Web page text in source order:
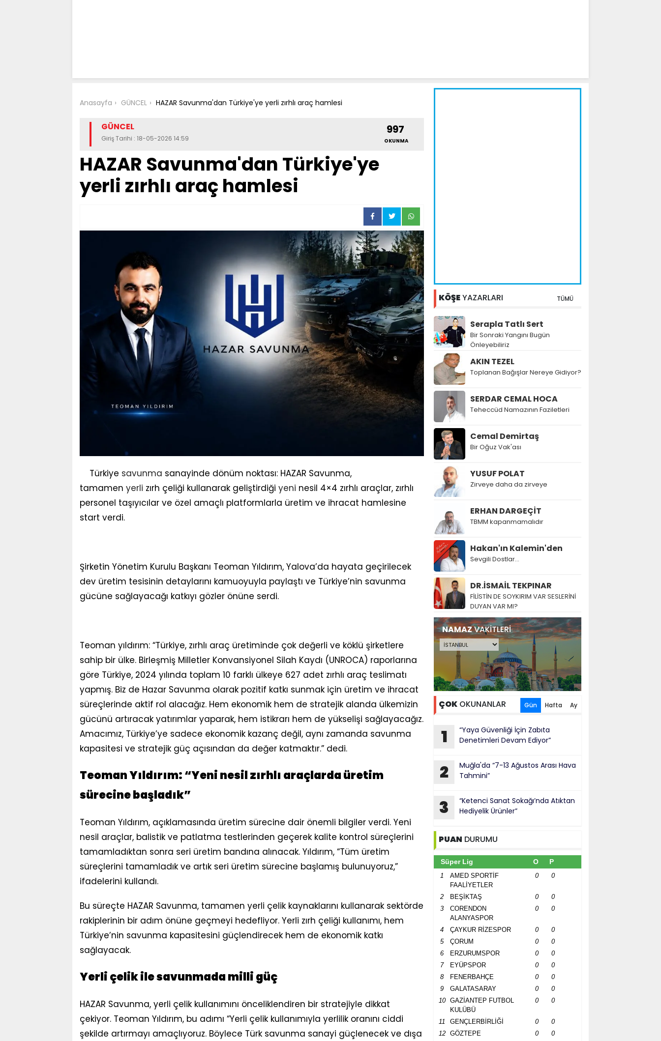
Anasayfa GÜNCEL HAZAR Savunma'dan Türkiye'ye yerli zırhlı araç hamlesi
GÜNCEL
Giriş Tarihi : 18-05-2026 14:59
997
OKUNMA
HAZAR Savunma'dan Türkiye'ye
yerli zırhlı araç hamlesi
Türkiye savunma sanayinde dönüm noktası: HAZAR Savunma,
tamamen yerli zırh çeliği kullanarak geliştirdiği yeni nesil 4×4 zırhlı araçlar, zırhlı
personel taşıyıcılar ve özel amaçlı platformlarla üretim ve ihracat hamlesine
start verdi.
Şirketin Yönetim Kurulu Başkanı Teoman Yıldırım, Yalova’da hayata geçirilecek
dev üretim tesisinin detaylarını kamuoyuyla paylaştı ve Türkiye’nin savunma
gücüne sağlayacağı katkıyı gözler önüne serdi.
Teoman yıldırım: “Türkiye, zırhlı araç üretiminde çok değerli ve köklü şirketlere
sahip bir ülke. Birleşmiş Milletler Konvansiyonel Silah Kaydı (UNROCA) raporlarına
göre Türkiye, 2024 yılında toplam 10 farklı ülkeye 627 adet zırhlı araç teslimatı
yapmış. Biz de Hazar Savunma olarak pozitif katkı sunmak için üretim ve ihracat
süreçlerinde aktif rol alacağız. Hem ekonomik hem de stratejik alanda ülkemizin
gücünü artıracak yatırımlar yaparak, hem istikrarı hem de yükselişi sağlayacağız.
Amacımız, Türkiye’ye sadece ekonomik kazanç değil, aynı zamanda savunma
kapasitesi ve stratejik güç açısından da değer katmaktır.” dedi.
Teoman Yıldırım: “Yeni nesil zırhlı araçlarda üretim
sürecine başladık”
Teoman Yıldırım, açıklamasında üretim sürecine dair önemli bilgiler verdi. Yeni
nesil araçlar, balistik ve patlatma testlerinden geçerek kalite kontrol süreçlerini
tamamladıktan sonra seri üretim bandına alınacak. Yıldırım, “Tüm üretim
süreçlerini tamamladık ve artık seri üretim sürecine başlamış bulunuyoruz,”
ifadelerini kullandı.
Bu süreçte HAZAR Savunma, tamamen yerli çelik kaynaklarını kullanarak sektörde
rakiplerinin bir adım önüne geçmeyi hedefliyor. Yerli zırh çeliği kullanımı, hem
Türkiye’nin savunma kapasitesini güçlendirecek hem de ekonomik katkı
sağlayacak.
Yerli çelik ile savunmada milli güç
HAZAR Savunma, yerli çelik kullanımını önceliklendiren bir stratejiyle dikkat
çekiyor. Teoman Yıldırım, bu adımı “Yerli çelik kullanımıyla yerlilik oranını ciddi
şekilde artırmayı amaçlıyoruz. Böylece Türk savunma sanayi güçlenecek ve dışa
KÖŞEYAZARLARI TÜMÜ
Serapla Tatlı Sert
Bir Sonraki Yangını Bugün
Önleyebiliriz
AKIN TEZEL
Toplanan Bağışlar Nereye Gidiyor?
SERDAR CEMAL HOCA
Teheccüd Namazının Faziletleri
Cemal Demirtaş
Bir Oğuz Vak'ası
YUSUF POLAT
Zirveye daha da zirveye
ERHAN DARGEÇİT
TBMM kapanmamalıdır
Hakan'ın Kalemin'den
Sevgili Dostlar...
DR.İSMAİL TEKPINAR
FİLİSTİN DE SOYKIRIM VAR SESLERİNİ
DUYAN VAR MI?
NAMAZVAKİTLERİ
ÇOK OKUNANLAR Gün Hafta Ay
1
“Yaya Güvenliği İçin Zabıta
Denetimleri Devam Ediyor”
2
Muğla'da “7-13 Ağustos Arası Hava
Tahmini”
3
“Ketenci Sanat Sokağı’nda Atıktan
Hediyelik Ürünler”
PUAN DURUMU
Süper Lig O P
1
AMED SPORTİF
FAALİYETLER
0 0
2 BEŞİKTAŞ 0
0
3
CORENDON
ALANYASPOR
0 0
4 ÇAYKUR RİZESPOR 0
0
5
ÇORUM 0
0
6
ERZURUMSPOR 0
0
7
EYÜPSPOR 0
0
8
FENERBAHÇE 0
0
9
GALATASARAY 0
0
10
GAZİANTEP FUTBOL
KULÜBÜ
0 0
11 GENÇLERBİRLİĞİ 0
0
12
GÖZTEPE 0
0